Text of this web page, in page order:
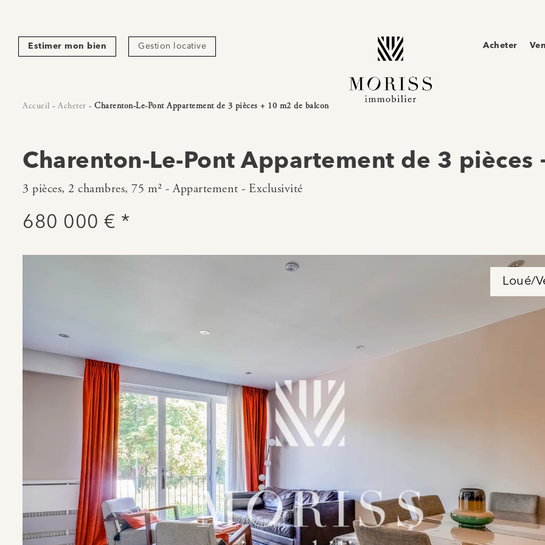
Estimer mon bien Gestion locative Acheter
Accueil - Acheter - Charenton-Le-Pont Appartement de 3 pièces + 10 m2 de balcon
Charenton-Le-Pont Appartement de 3
3 pièces, 2 chambres, 75 m² - Appartement - Exclusivité
680 000 € *
Loué/